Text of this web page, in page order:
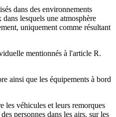
dans des environnements
lesquels une atmosphère
uniquement comme résultant
mentionnés à l'article R.
ainsi que les équipements à bord
les véhicules et leurs remorques
personnes dans les airs, sur les